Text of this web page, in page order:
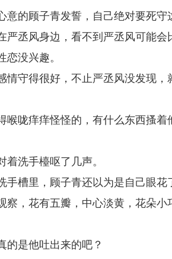
的顾子青发誓，自己绝对要死守
严丞风身边，看不到严丞风可能
没兴趣。
守得很好，不止严丞风没发现，
喉咙痒痒怪怪的，有什么东西搔
洗手檯呕了几声。
槽里，顾子青还以为是自己眼花
，花有五瓣，中心淡黄，花朵小
的是他吐出来的吧？